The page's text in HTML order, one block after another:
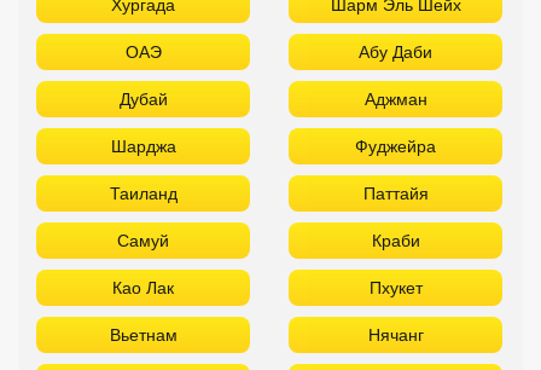
Хургада Шарм Эль Шейх
ОАЭ Абу Даби
Дубай Аджман
Шарджа Фуджейра
Таиланд Паттайя
Самуй Краби
Као Лак Пхукет
Вьетнам Нячанг